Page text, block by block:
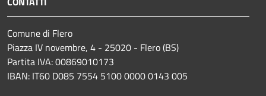
Comune di Flero
Piazza IV novembre, 4 - 25020 - Flero (BS)
Partita IVA: 00869010173
IBAN: IT60 D085 7554 5100 0000 0143 005